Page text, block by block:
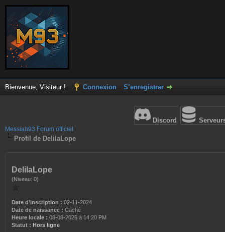
Bienvenue, Visiteur ! Connexion S’enregistrer
Discord
Messiah93 Forum officiel
Profil de DelilaLope
DelilaLope
(Niveau: 0)
Date d’inscription : 02-11-2024
Date de naissance : Caché
Heure locale : 08-08-2026 à 14:20 PM
Statut : Hors ligne